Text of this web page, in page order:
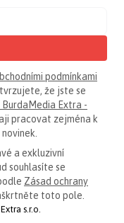
podmínkami
že jste se
BurdaMedia Extra -
pracovat zejména k
a exkluzivní
souhlasíte se
Zásad ochrany
toto pole.
s.r.o.